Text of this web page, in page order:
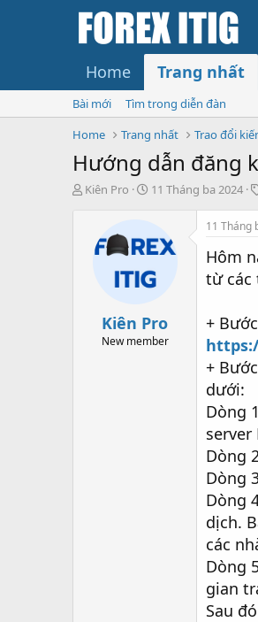
Home Trang nhất
Bài mới
Tìm trong diễn đàn
Home
Trang nhất Trao đổi
Hướng dẫn đăng
T
Kiên Pro
N
y
b
ắ
t
ầ
u
11 Tháng ba 2024
Kiên Pro
New member
11 Tháng
Hôm
từ các
+
+
dưới:
Dòng
server
Dòng
Dòng
Dòng
dịch.
các
Dòng
gian
Sau